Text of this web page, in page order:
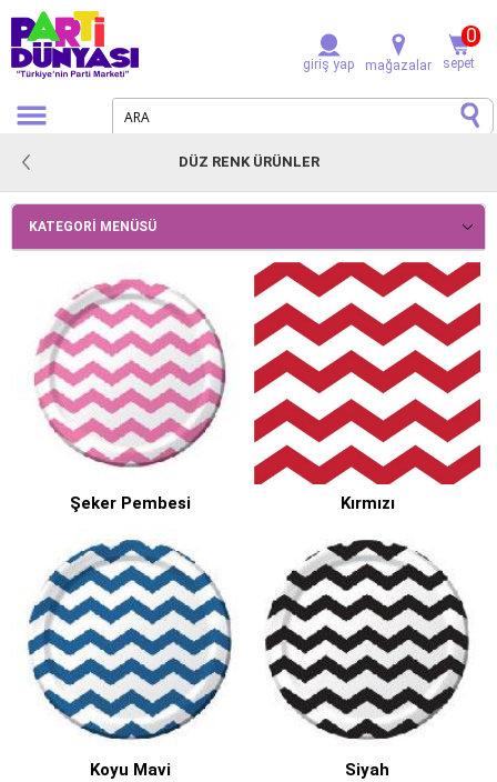
giriş yap mağazalar sepet
0
DÜZ RENK ÜRÜNLER
KATEGORI MENÜSÜ
Şeker Pembesi Kırmızı
Koyu Mavi Siyah